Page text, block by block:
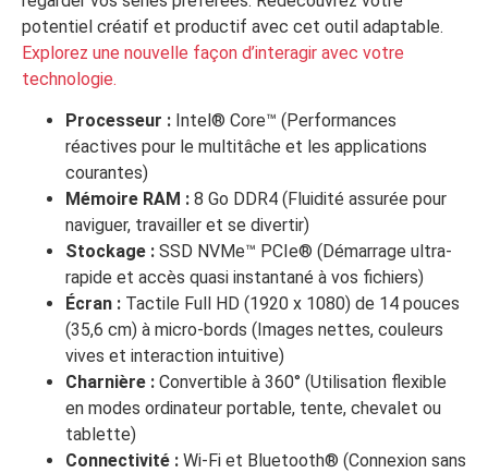
potentiel créatif et productif avec cet outil adaptable.
Explorez une nouvelle façon d’interagir avec votre
technologie.
Processeur : Intel® Core™ (Performances
réactives pour le multitâche et les applications
courantes)
Mémoire RAM : 8 Go DDR4 (Fluidité assurée pour
naviguer, travailler et se divertir)
Stockage : SSD NVMe™ PCIe® (Démarrage ultra-
rapide et accès quasi instantané à vos fichiers)
Écran : Tactile Full HD (1920 x 1080) de 14 pouces
(35,6 cm) à micro-bords (Images nettes, couleurs
vives et interaction intuitive)
Charnière : Convertible à 360° (Utilisation flexible
en modes ordinateur portable, tente, chevalet ou
tablette)
Connectivité : Wi-Fi et Bluetooth® (Connexion sans